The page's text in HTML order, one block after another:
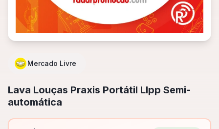
Mercado Livre
Lava Louças Praxis Portátil Llpp Semi-
automática